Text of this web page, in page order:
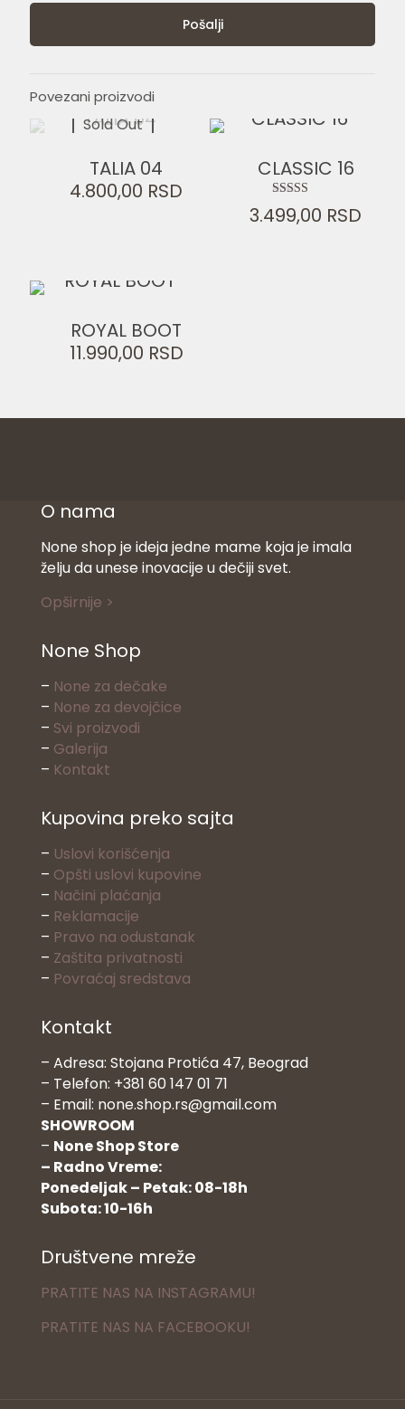
Povezani proizvodi
Sold Out
TALIA 04
4.800,00 RSD
CLASSIC 16
Ocenjeno
sa
3.499,00 RSD
ROYAL BOOT
11.990,00 RSD
O nama
None shop je ideja jedne mame koja je imala
želju da unese inovacije u dečiji svet.
Opširnije >
None Shop
– None za dečake
– None za devojčice
– Svi proizvodi
– Galerija
– Kontakt
Kupovina preko sajta
– Uslovi korišćenja
– Opšti uslovi kupovine
– Načini plaćanja
– Reklamacije
– Pravo na odustanak
– Zaštita privatnosti
– Povraćaj sredstava
Kontakt
– Adresa: Stojana Protića 47, Beograd
– Telefon: +381 60 147 01 71
– Email: none.shop.rs@gmail.com
SHOWROOM
– None Shop Store
– Radno Vreme:
Ponedeljak – Petak: 08-18h
Subota: 10-16h
Društvene mreže
PRATITE NAS NA INSTAGRAMU!
PRATITE NAS NA FACEBOOKU!